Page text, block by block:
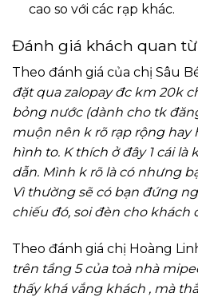
cao so với các rạp khác.
Đánh giá khách quan
Theo đánh giá của chị Sâu
đặt qua zalopay đc km 20k
bỏng nước (dành cho tk
muộn nên k rõ rạp rộng hay
hình to. K thích ở đây 1 cái là
dẫn. Mình k rõ là có nhưng
Vì thường sẽ có bạn đứng
chiếu đó, soi đèn cho khách
Theo đánh giá chị Hoàng
trên tầng 5 của toà nhà
thấy khá vắng khách , mà